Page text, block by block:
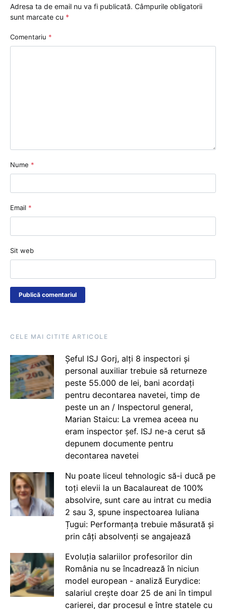
Adresa ta de email nu va fi publicată. Câmpurile obligatorii
sunt marcate cu *
Comentariu *
Nume *
Email *
Sit web
CELE MAI CITITE ARTICOLE
Șeful ISJ Gorj, alți 8 inspectori și
personal auxiliar trebuie să returneze
peste 55.000 de lei, bani acordați
pentru decontarea navetei, timp de
peste un an / Inspectorul general,
Marian Staicu: La vremea aceea nu
eram inspector șef. ISJ ne-a cerut să
depunem documente pentru
decontarea navetei
Nu poate liceul tehnologic să-i ducă pe
toți elevii la un Bacalaureat de 100%
absolvire, sunt care au intrat cu media
2 sau 3, spune inspectoarea Iuliana
Țugui: Performanța trebuie măsurată și
prin câți absolvenți se angajează
Evoluția salariilor profesorilor din
România nu se încadrează în niciun
model european - analiză Eurydice:
salariul crește doar 25 de ani în timpul
carierei, dar procesul e între statele cu